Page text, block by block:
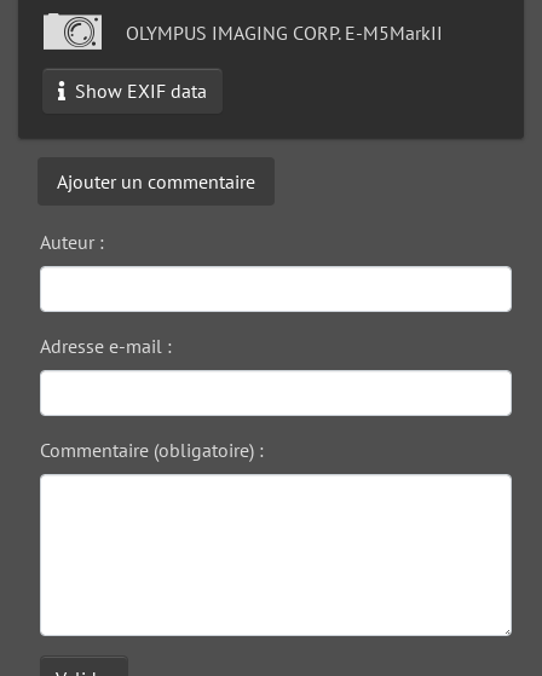
OLYMPUS IMAGING CORP. E-M5MarkII
Show EXIF data
Ajouter un commentaire
Auteur :
Adresse e-mail :
Commentaire (obligatoire) :